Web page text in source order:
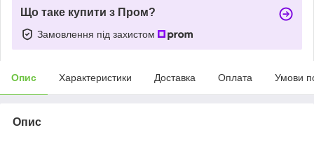
Що таке купити з Пром?
Замовлення під захистом
Опис Характеристики Доставка Оплата Умови
Опис